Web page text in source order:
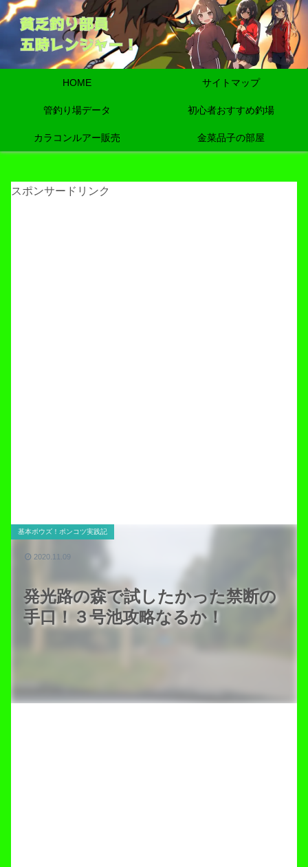
HOME サイトマップ
管釣り場データ 初心者おすすめ釣場
カラコンルアー販売 金菜品子の部屋
スポンサードリンク
発光路の森で試したかった禁断の
手口！３号池攻略なるか！
基本ボウズ！ポンコツ実践記
2020.11.09